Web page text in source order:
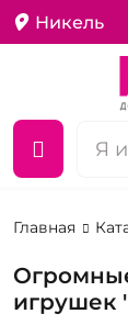
Никель
Главная
игрушек